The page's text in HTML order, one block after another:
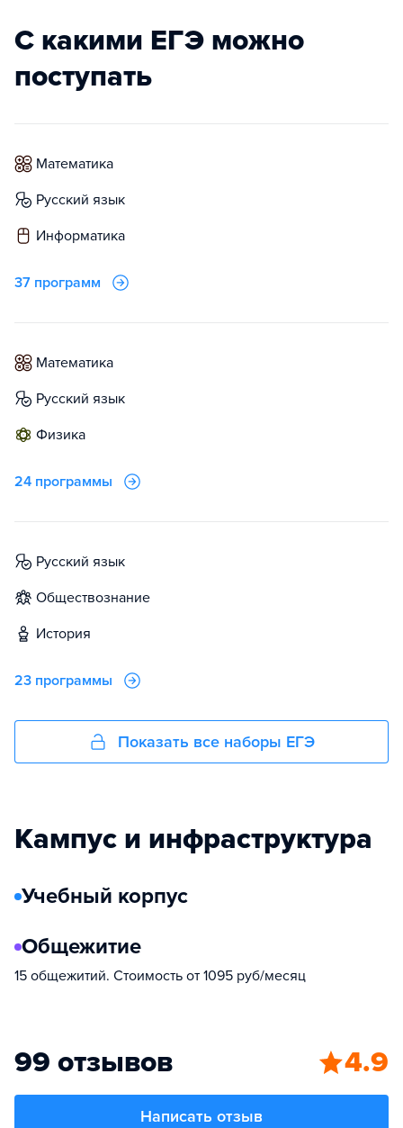
С какими ЕГЭ можно
поступать
математика
русский язык
информатика
37 программ
математика
русский язык
физика
24 программы
русский язык
обществознание
история
23 программы
Показать все наборы ЕГЭ
Кампус и инфраструктура
Учебный корпус
Общежитие
15 общежитий. Стоимость от 1095 руб/месяц
99 отзывов 4.9
Написать отзыв